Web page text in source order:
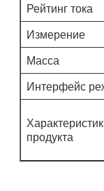
Рейтинг тока
Измерение
Масса
Интерфейс
продукта